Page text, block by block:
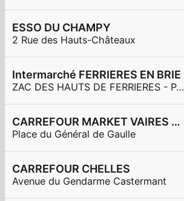
ESSO DU CHAMPY
2 Rue des Hauts-Châteaux
Intermarché FERRIERES EN BRIE
ZAC DES HAUTS DE FERRIERES - PARC DES MERLETTES
CARREFOUR MARKET VAIRES SUR MARNE
Place du Général de Gaulle
CARREFOUR CHELLES
Avenue du Gendarme Castermant